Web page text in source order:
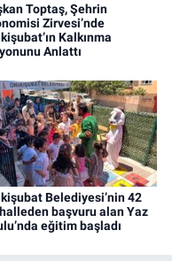
Toptaş, Şehrin
Zirvesi’nde
Kalkınma
Anlattı
Belediyesi’nin 42
başvuru alan Yaz
eğitim başladı